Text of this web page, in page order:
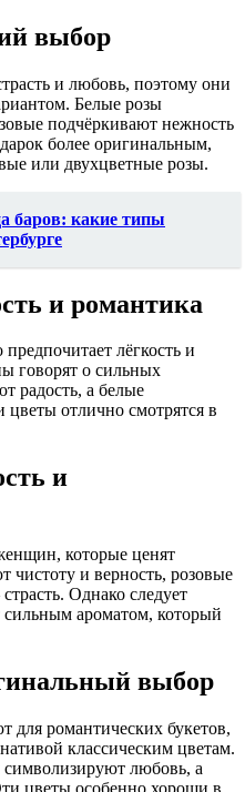
выбор
и любовь, поэтому они
Белые розы
подчёркивают нежность
более оригинальным,
или двухцветные розы.
баров: какие типы
и романтика
лёгкость и
говорят о сильных
радость, а белые
отлично смотрятся в
и
которые ценят
и верность, розовые
Однако следует
ароматом, который
выбор
для романтических букетов,
классическим цветам.
любовь, а
цветы особенно хороши в